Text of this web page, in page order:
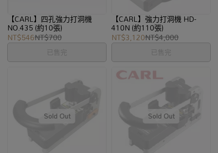
【CARL】四孔強力打洞機
NO.435 (約10張)
NT$546NT$700
已售完
【CARL】強力打洞機 HD-
410N (約110張)
NT$3,120NT$4,000
已售完